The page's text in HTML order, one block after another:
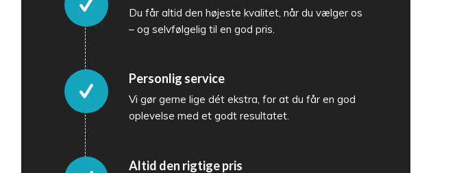
Du får altid den højeste kvalitet, når du vælger os
– og selvfølgelig til en god pris.
Personlig service
Vi gør gerne lige dét ekstra, for at du får en god
oplevelse med et godt resultatet.
Altid den rigtige pris